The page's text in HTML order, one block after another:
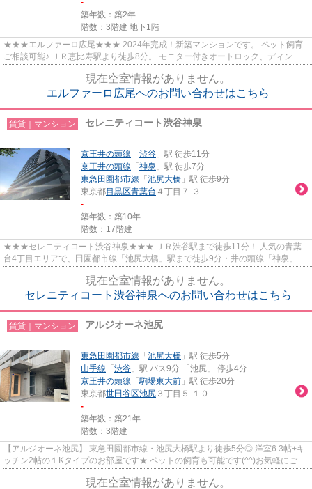
-
築年数：築2年
階数：3階建 地下1階
★★★エルファーロ広尾★★★ 2024年完成！新築マンションです。 ペット飼育
ご相談可能♪ ＪＲ恵比寿駅より徒歩8分。 モニター付きオートロック、ディンプ
現在空室情報がありません。
エルファーロ広尾へのお問い合わせはこちら
賃貸｜マンション セレニティコート渋谷神泉
京王井の頭線 「 渋谷 」駅 徒歩11分
京王井の頭線 「 神泉 」駅 徒歩7分
東急田園都市線 「 池尻大橋 」駅 徒歩9分
東京都目黒区青葉台 ４丁目７-３
-
築年数：築10年
階数：17階建
★★★セレニティコート渋谷神泉★★★ ＪＲ渋谷駅まで徒歩11分！ 人気の青葉
台4丁目エリアで、田園都市線「池尻大橋」駅まで徒歩9分・井の頭線「神泉」駅
現在空室情報がありません。
セレニティコート渋谷神泉へのお問い合わせはこちら
賃貸｜マンション アルジオーネ池尻
東急田園都市線 「 池尻大橋 」駅 徒歩5分
山手線 「 渋谷 」駅 バス9分 「池尻」 停歩4分
京王井の頭線 「駒場東大前 」駅 徒歩20分
東京都世田谷区池尻 ３丁目５-１０
-
築年数：築21年
階数：3階建
【アルジオーネ池尻】 東急田園都市線・池尻大橋駅より徒歩5分◎ 洋室6.3帖+キ
ッチン2帖の１Kタイプのお部屋です★ ペットの飼育も可能です(^^)お気軽にご相
現在空室情報がありません。